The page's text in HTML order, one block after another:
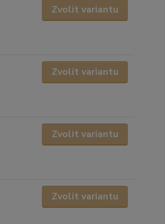
Zvolit variantu
Zvolit variantu
Zvolit variantu
Zvolit variantu